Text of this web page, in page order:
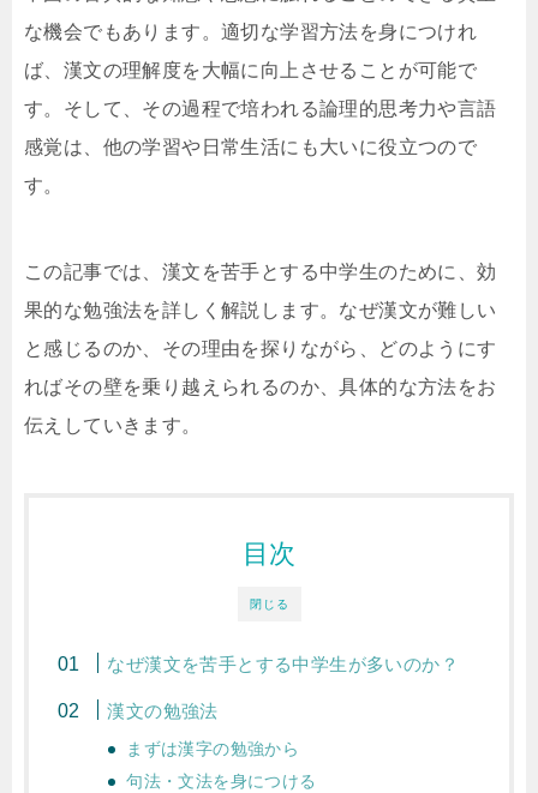
な機会でもあります。適切な学習方法を身につけれ
ば、漢文の理解度を大幅に向上させることが可能で
す。そして、その過程で培われる論理的思考力や言語
感覚は、他の学習や日常生活にも大いに役立つので
す。
この記事では、漢文を苦手とする中学生のために、効
果的な勉強法を詳しく解説します。なぜ漢文が難しい
と感じるのか、その理由を探りながら、どのようにす
ればその壁を乗り越えられるのか、具体的な方法をお
伝えしていきます。
閉じる
目次
なぜ漢文を苦手とする中学生が多いのか？
漢文の勉強法
まずは漢字の勉強から
句法・文法を身につける